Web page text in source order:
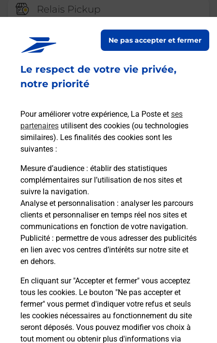
Le respect de votre vie privée,
notre priorité
Pour améliorer votre expérience, La Poste et ses
partenaires utilisent des cookies (ou technologies
similaires). Les finalités des cookies sont les
suivantes :
Mesure d’audience : établir des statistiques
complémentaires sur l’utilisation de nos sites et
suivre la navigation.
Analyse et personnalisation : analyser les parcours
clients et personnaliser en temps réel nos sites et
communications en fonction de votre navigation.
Publicité : permettre de vous adresser des publicités
en lien avec vos centres d’intérêts sur notre site et
en dehors.
En cliquant sur "Accepter et fermer" vous acceptez
tous les cookies. Le bouton "Ne pas accepter et
fermer" vous permet d'indiquer votre refus et seuls
les cookies nécessaires au fonctionnement du site
seront déposés. Vous pouvez modifier vos choix à
tout moment ou obtenir plus d'informations via
Ne pas accepter et fermer
Relais Pickup
Ouvert
19h30
A L ACCUEIL
37210 VERNOU SUR BRENNE
Malin !
La Poste
en ligne
Ouvert 24h/24
En savoir plus
VERNOU SUR BRENNE
CONSIGNE STATION OKI VERNOU